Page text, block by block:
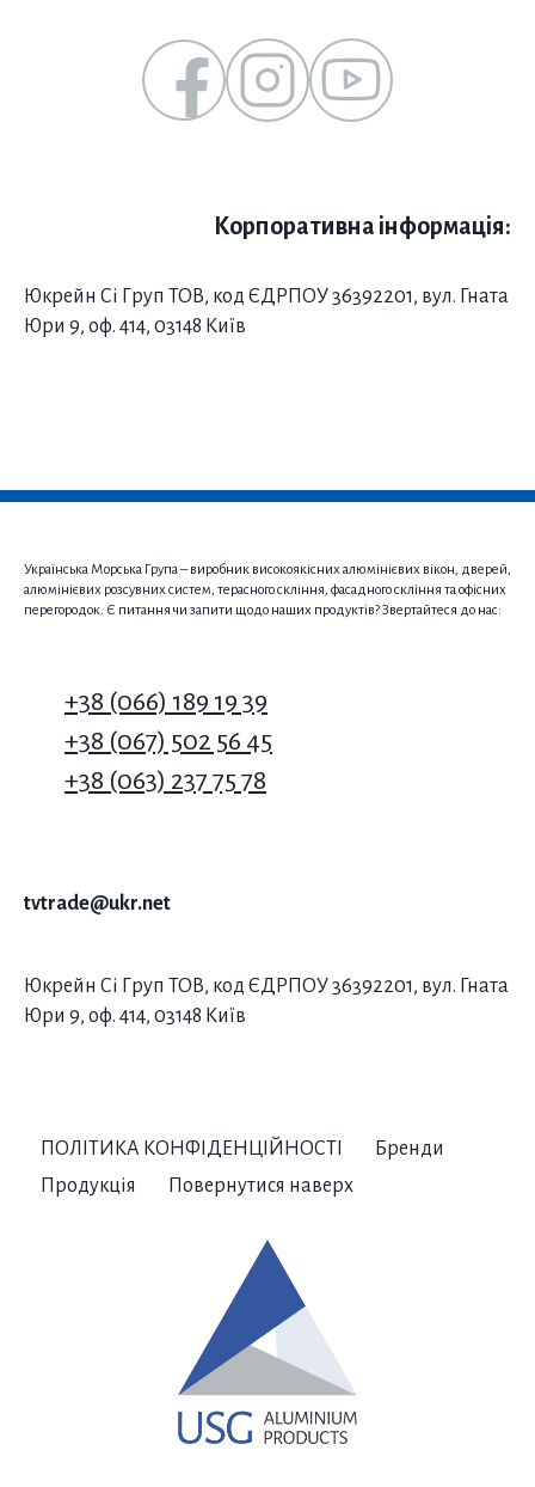
Корпоративна інформація:
Юкрейн Сі Груп ТОВ, код ЄДРПОУ 36392201, вул. Гната
Юри 9, оф. 414, 03148 Київ
Українська Морська Група – виробник високоякісних алюмінієвих вікон, дверей,
алюмінієвих розсувних систем, терасного скління, фасадного скління та офісних
перегородок. Є питання чи запити щодо наших продуктів? Звертайтеся до нас:
+38 (066) 189 19 39
+38 (067) 502 56 45
+38 (063) 237 75 78
tvtrade@ukr.net
Юкрейн Сі Груп ТОВ, код ЄДРПОУ 36392201, вул. Гната
Юри 9, оф. 414, 03148 Київ
ПОЛІТИКА КОНФІДЕНЦІЙНОСТІ
Бренди
Продукція
Повернутися наверх